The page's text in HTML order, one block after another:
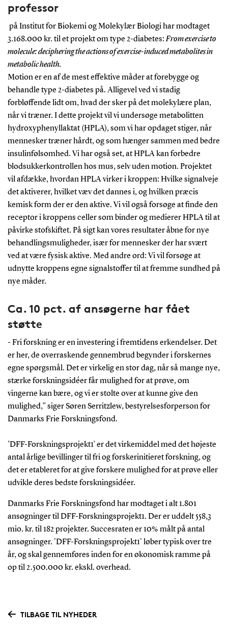
professor
på Institut for Biokemi og Molekylær Biologi har modtaget
3.168.000 kr. til et projekt om type 2-diabetes:From exercise to
molecule: deciphering the actions of exercise-induced metabolites in
metabolic health.
Motion er en af de mest effektive måder at forebygge og
behandle type 2-diabetes på. Alligevel ved vi stadig
forbløffende lidt om, hvad der sker på det molekylære plan,
når vi træner. I dette projekt vil vi undersøge metabolitten
hydroxyphenyllaktat (HPLA), som vi har opdaget stiger, når
mennesker træner hårdt, og som hænger sammen med bedre
insulinfølsomhed. Vi har også set, at HPLA kan forbedre
blodsukkerkontrollen hos mus, selv uden motion. Projektet
vil afdække, hvordan HPLA virker i kroppen: Hvilke signalveje
det aktiverer, hvilket væv det dannes i, og hvilken præcis
kemisk form der er den aktive. Vi vil også forsøge at finde den
receptor i kroppens celler som binder og medierer HPLA til at
påvirke stofskiftet. På sigt kan vores resultater åbne for nye
behandlingsmuligheder, især for mennesker der har svært
ved at være fysisk aktive. Med andre ord: Vi vil forsøge at
udnytte kroppens egne signalstoffer til at fremme sundhed på
nye måder.
Ca. 10 pct. af ansøgerne har fået
støtte
- Fri forskning er en investering i fremtidens erkendelser. Det
er her, de overraskende gennembrud begynder i forskernes
egne spørgsmål. Det er virkelig en stor dag, når så mange nye,
stærke forskningsidéer får mulighed for at prøve, om
vingerne kan bære, og vi er stolte over at kunne give den
mulighed,” siger Søren Serritzlew, bestyrelsesforperson for
Danmarks Frie Forskningsfond.
’DFF-Forskningsprojekt1’ er det virkemiddel med det højeste
antal årlige bevillinger til fri og forskerinitieret forskning, og
det er etableret for at give forskere mulighed for at prøve eller
udvikle deres bedste forskningsidéer.
Danmarks Frie Forskningsfond har modtaget i alt 1.801
ansøgninger til DFF-Forskningsprojekt1. Der er uddelt 558,3
mio. kr. til 182 projekter. Succesraten er 10% målt på antal
ansøgninger. 'DFF-Forskningsprojekt1' løber typisk over tre
år, og skal gennemføres inden for en økonomisk ramme på
op til2.500.000 kr. ekskl. overhead.
TILBAGE TIL NYHEDER